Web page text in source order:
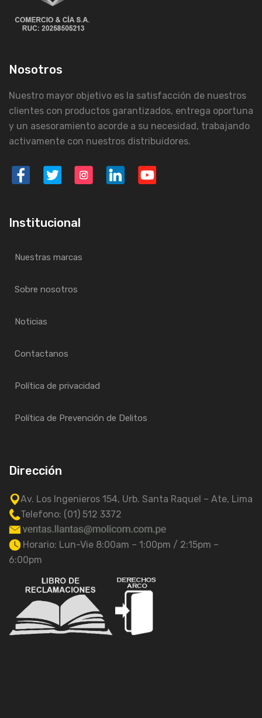
Nosotros
Nuestro mayor objetivo es la satisfacción de nuestros
clientes con productos garantizados, entrega oportuna
y un asesoramiento acorde a su necesidad, trabajando
activamente con nuestros distribuidores.
Institucional
Nuestras marcas
Sobre nosotros
Noticias
Contactanos
Política de privacidad
Política de Prevención de Delitos
Dirección
Av. Los Ingenieros 154, Urb. Santa Raquel – Ate, Lima
Telefono: (01) 512 3372
Horario: Lun-Vie 8:00am – 1:00pm / 2:15pm –
6:00pm